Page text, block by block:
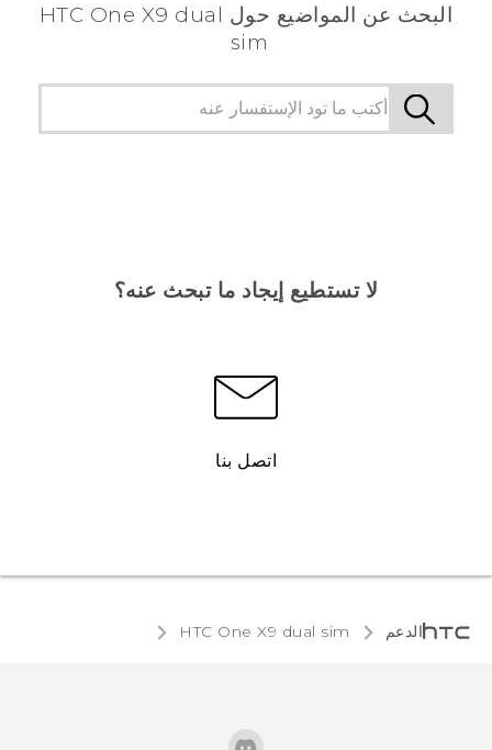
البحث عن المواضيع حول HTC One X9 dual
sim
لا تستطيع إيجاد ما تبحث عنه؟
اتصل بنا
الدعم HTC One X9 dual sim‎